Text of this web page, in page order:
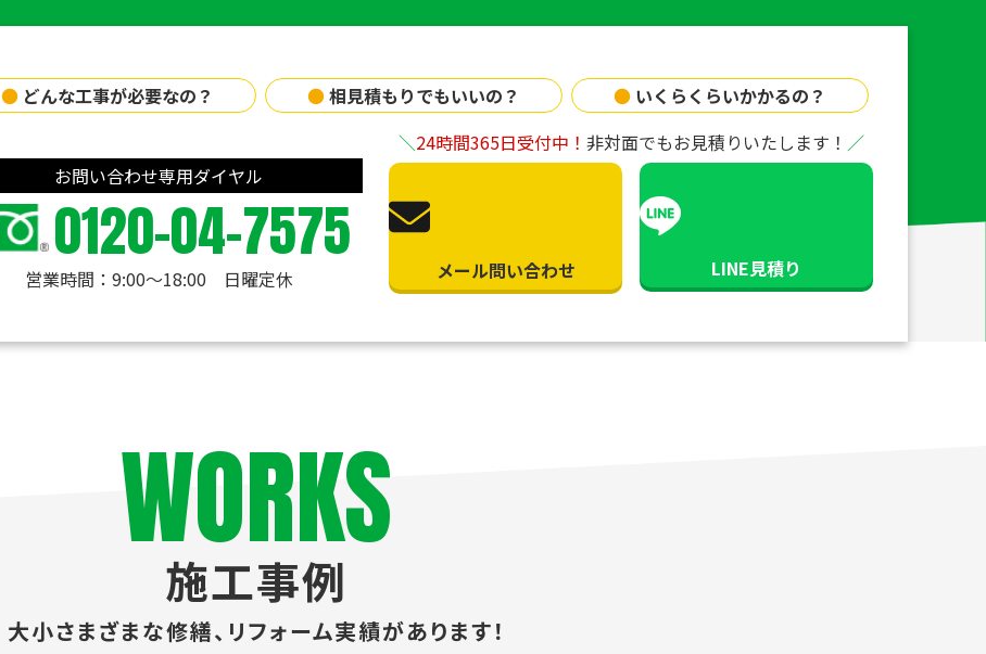
● どんな工事が必要なの？ ●相見積もりでもいいの？ ● いくらくらいかかるの？
お問い合わせ専用ダイヤル
0120-04-7575
営業時間：9:00〜18:00 日曜定休
24時間365日受付中！ 非対面でもお見積りいたします！
メール問い合わせ LINE見積り
WORKS
施工事例
大小さまざまな修繕、 リフォーム実績があります！